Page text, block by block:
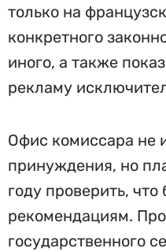
только на
конкретного
иного, а также
рекламу
Офис комиссара не
принуждения, но
году проверить,
рекомендациям.
государственного